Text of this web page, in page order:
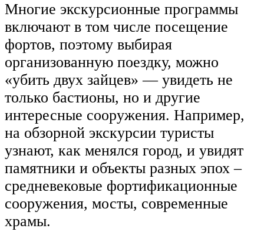
Многие экскурсионные программы
включают в том числе посещение
фортов, поэтому выбирая
организованную поездку, можно
«убить двух зайцев» — увидеть не
только бастионы, но и другие
интересные сооружения. Например,
на обзорной экскурсии туристы
узнают, как менялся город, и увидят
памятники и объекты разных эпох –
средневековые фортификационные
сооружения, мосты, современные
храмы.